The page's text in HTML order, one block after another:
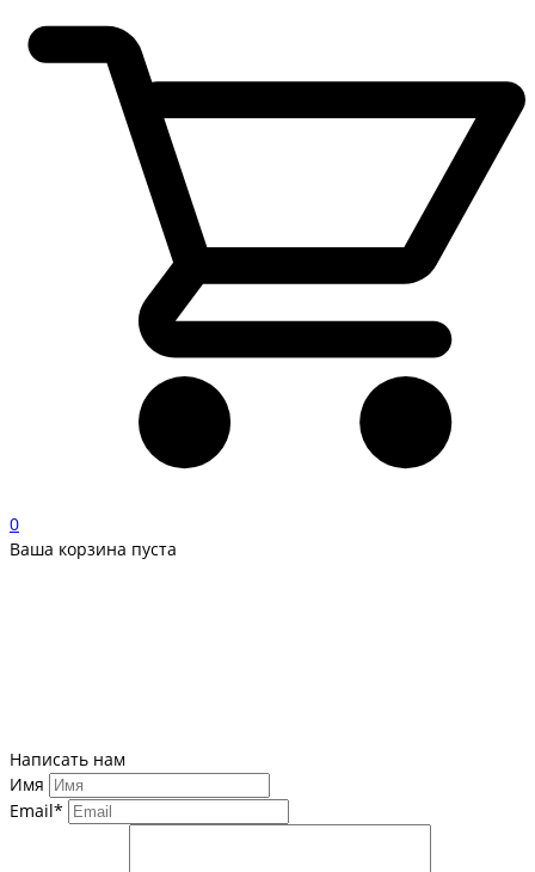
0
Ваша корзина пуста
Написать нам
Имя
Email*